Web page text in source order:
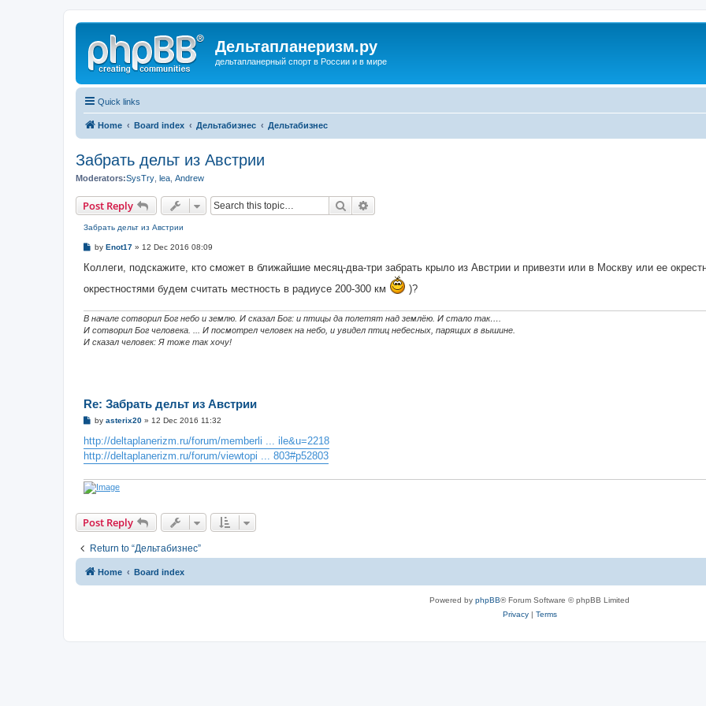
Дельтапланеризм.ру
дельтапланерный спорт в России и в мире
Quick links
Home Board index Дельтабизнес Дельтабизнес
Забрать дельт из Австрии
Moderators:SysTry lea Andrew
Post Reply Search
Забрать дельт из Австрии
P
s
by Enot17 » 12 Dec 2016 08:09
Коллеги, подскажите, кто сможет в ближайшие месяц-два-три забрать крыло из Австрии и привезти или в Москву или ее
окрестностями будем считать местность в радиусе 200-300 км
)?
В начале сотворил Бог небо и землю. И сказал Бог: и птицы да полетят над землёю. И стало так….
И сотворил Бог человека. ... И посмотрел человек на небо, и увидел птиц небесных, парящих в вышине.
И сказал человек: Я тоже так хочу!
Re: Забрать дельт из Австрии
P
s
t
by asterix20 » 12 Dec 2016 11:32
http://deltaplanerizm.ru/forum/memberli ... ile&u=2218
http://deltaplanerizm.ru/forum/viewtopi ... 803#p52803
Post Reply
Return to “Дельтабизнес”
Home Board index
Powered by phpBB® Forum Software © phpBB Limited
Privacy| Terms